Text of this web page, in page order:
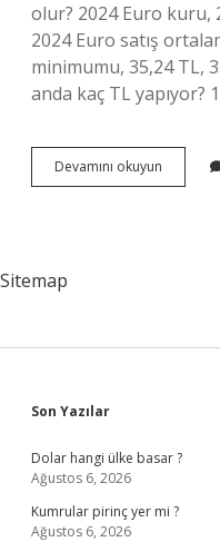
olur? 2024 Euro kuru,
2024 Euro satış
minimumu, 35,24 TL,
anda kaç TL yapıyor?
Devamını okuyun
Euro
Sitemap
Sidebar
Son Yazılar
Dolar hangi ülke basar ?
Ağustos 6, 2026
Kumrular pirinç yer mi ?
Ağustos 6, 2026